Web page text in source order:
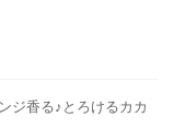
香る♪とろけるカカ